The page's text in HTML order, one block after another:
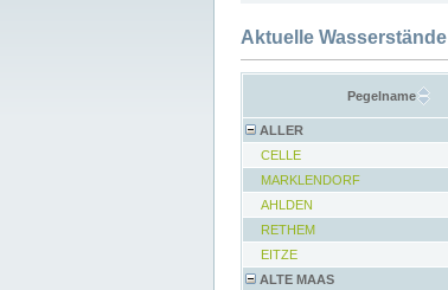
Aktuelle Wasserstände
Pegelname
ALLER
CELLE
MARKLENDORF
AHLDEN
RETHEM
EITZE
ALTE MAAS